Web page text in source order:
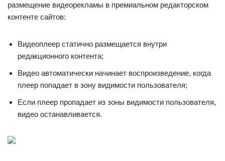
размещение видеорекламы в премиальном редакторском
контенте сайтов:
Видеоплеер статично размещается внутри
редакционного контента;
Видео автоматически начинает воспроизведение, когда
плеер попадает в зону видимости пользователя;
Если плеер пропадает из зоны видимости пользователя,
видео останавливается.